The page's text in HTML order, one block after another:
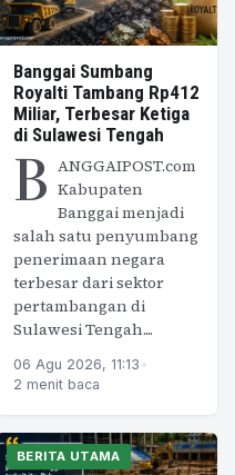
Banggai Sumbang
Royalti Tambang Rp412
Miliar, Terbesar Ketiga
di Sulawesi Tengah
B ANGGAIPOST.com
Kabupaten
Banggai menjadi
salah satu penyumbang
penerimaan negara
terbesar dari sektor
pertambangan di
Sulawesi Tengah....
06 Agu 2026, 11:13 •
2 menit baca
BERITA UTAMA